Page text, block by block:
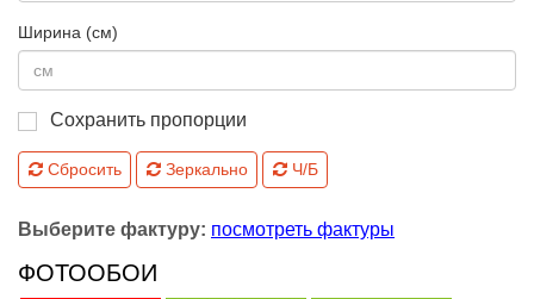
Ширина (см)
Сохранить пропорции
Сбросить Зеркально Ч/Б
Выберите фактуру: посмотреть фактуры
ФОТООБОИ